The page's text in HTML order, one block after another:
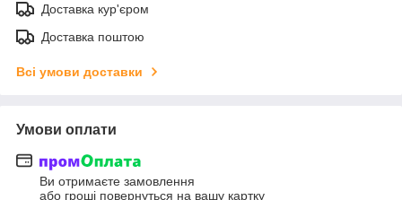
Доставка кур'єром
Доставка поштою
Всі умови доставки
Умови оплати
Ви отримаєте замовлення
або гроші повернуться на вашу картку